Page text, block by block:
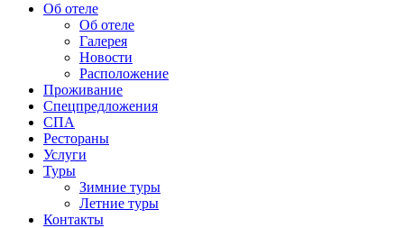
Об отеле
Об отеле
Галерея
Новости
Расположение
Проживание
Спецпредложения
СПА
Рестораны
Услуги
Туры
Зимние туры
Летние туры
Контакты